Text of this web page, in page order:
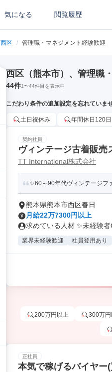
気になる 閲覧履歴
西区 / 管理職・マネジメント経験歓迎
西区（熊本市）、管理職
44件1〜44件目を表示中
こだわり条件の追加設定を忘れていま
土日祝休み 年間休日120
契約社員
ヴィンテージ古着販売
TT International株式会社
✨60～90年代ヴィンテージフ
熊本県熊本市西区春日
月給22万7300円以上
求めている人材 ✨未経験
業界未経験歓迎 社員登用あり
200万円以上 300万
正社員
本気で稼げるバイヤー